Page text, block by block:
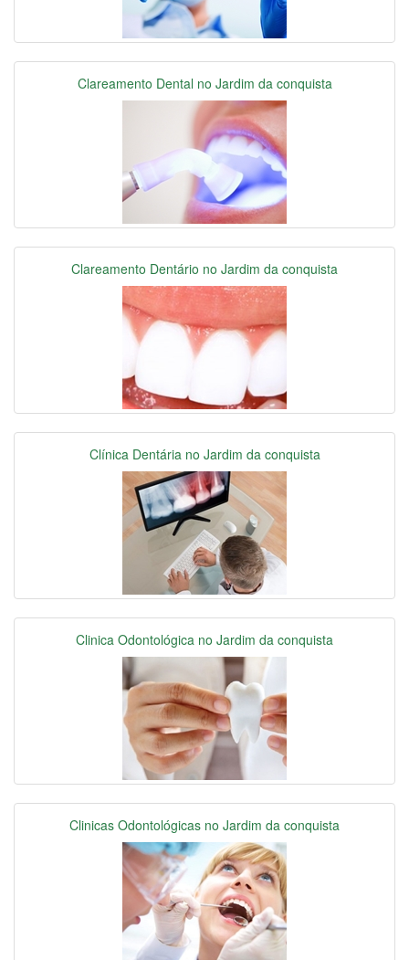
Clareamento Dental no Jardim da conquista
Clareamento Dentário no Jardim da conquista
Clínica Dentária no Jardim da conquista
Clinica Odontológica no Jardim da conquista
Clinicas Odontológicas no Jardim da conquista